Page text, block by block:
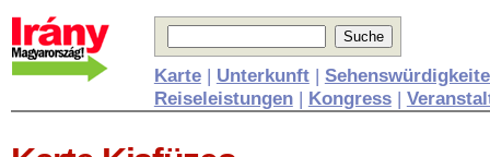
Karte| Unterkunft|
Reiseleistungen| Kongress|